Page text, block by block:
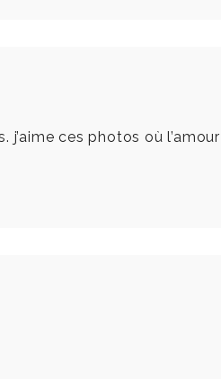
ces photos où